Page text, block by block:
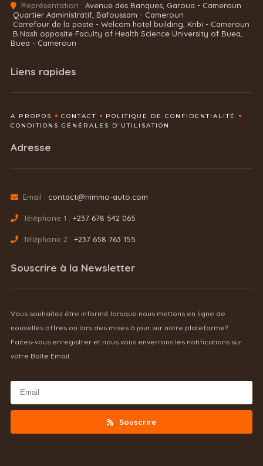
Représentation : Avenue des Banques, Garoua - Cameroun
Quartier Administratif, Bafoussam - Cameroun
Carrefour de la poste - Welcom hotel building, Kribi - Cameroun
B.Nash opposite Faculty of Health Science University of Buea,
Buea - Cameroun
Liens rapides
A PROPOS CONTACT
POLITIQUE DE CONFIDENTIALITÉ
CONDITIONS GÉNÉRALES D'UTILISATION
Adresse
Email : contact@nimmo-auto.com
Téléphone 1 : +237 678 542 065
Téléphone 2 : +237 658 763 155
Souscrire à la Newsletter
Vous souhaitez être informé lorsque nous mettons en ligne de
nouvelles offres ou lors des mises à jour sur notre plateforme?
Faites-vous enregistrer et nous vous enverrons les notifications sur
votre Boîte Email.
Souscrire